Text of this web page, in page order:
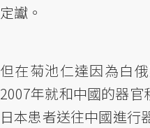
定讞。
但在菊池仁達因為白
2007年就和中國的器
日本患者送往中國進行